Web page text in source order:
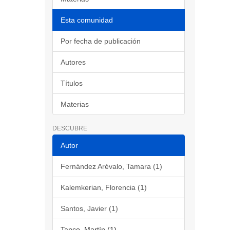
Esta comunidad
Por fecha de publicación
Autores
Títulos
Materias
DESCUBRE
Autor
Fernández Arévalo, Tamara (1)
Kalemkerian, Florencia (1)
Santos, Javier (1)